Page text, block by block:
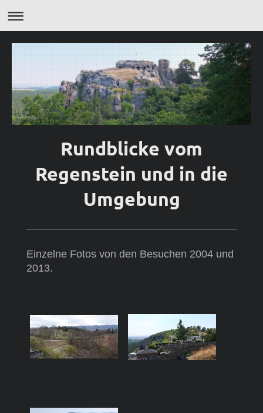
Rundblicke vom
Regenstein und in die
Umgebung
Einzelne Fotos von den Besuchen 2004 und
2013.